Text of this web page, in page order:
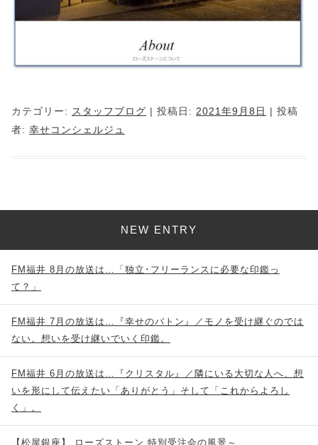
カテゴリー: スタッフブログ | 投稿日: 2021年9月8日 | 投稿
者: 幸せコンシェルジュ
NEW ENTRY
FM福井 8月の放送は…「独立･フリーランスに必要な印鑑っ
て？」
FM福井 7月の放送は…『幸せのバトン』／モノを受け継ぐのでは
ない。想いを受け継いでいく印鑑。
FM福井 6月の放送は…『クリスタル』／隣にいる大切な人へ、想
いを形にして伝えたい「ありがとう」そして「これからよろし
く」。
【松屋銀座】 ローズストーン 特別受注会の風景～